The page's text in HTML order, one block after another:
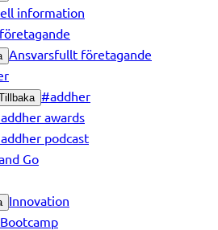
information
Ansvarsfullt företagande
#addher
awards
podcast
Go
Innovation